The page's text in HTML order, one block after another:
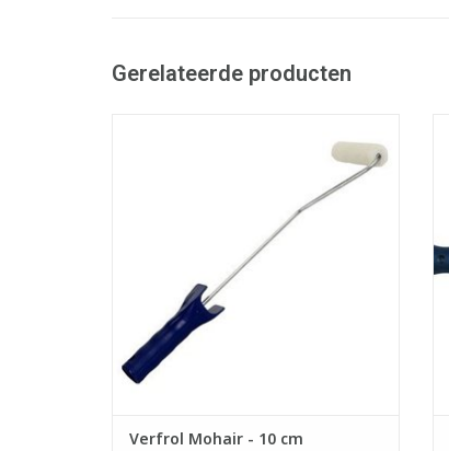
Gerelateerde producten
- Geschikt voor lakverven.
TOEVOEGEN AAN WINKELWAGEN
Verfrol Mohair - 10 cm